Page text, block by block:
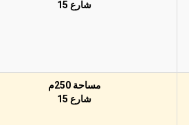
شارع 15
مساحة 250م
شارع 15